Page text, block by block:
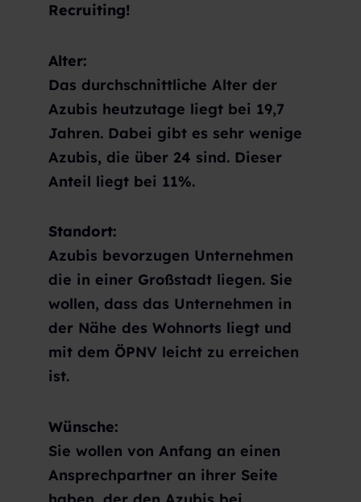
Recruiting!
Alter:
Das durchschnittliche Alter der
Azubis heutzutage liegt bei 19,7
Jahren. Dabei gibt es sehr wenige
Azubis, die über 24 sind. Dieser
Anteil liegt bei 11%.
Standort:
Azubis bevorzugen Unternehmen
die in einer Großstadt liegen. Sie
wollen, dass das Unternehmen in
der Nähe des Wohnorts liegt und
mit dem ÖPNV leicht zu erreichen
ist.
Wünsche:
Sie wollen von Anfang an einen
Ansprechpartner an ihrer Seite